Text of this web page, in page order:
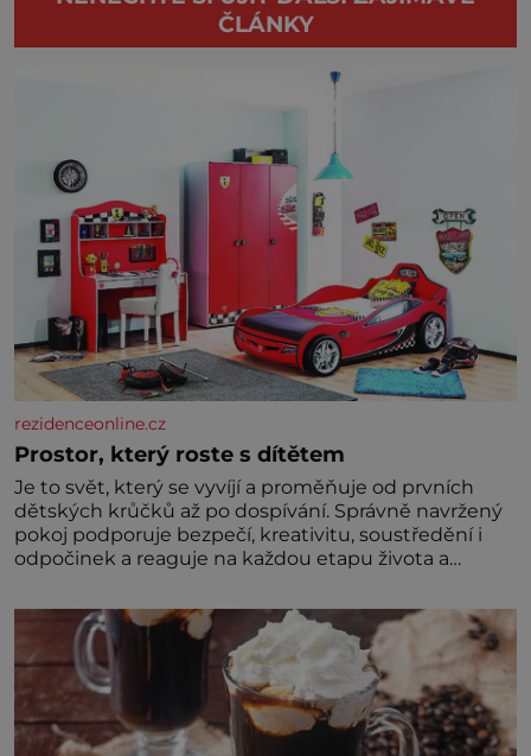
ČLÁNKY
rezidenceonline.cz
Prostor, který roste s dítětem
Je to svět, který se vyvíjí a proměňuje od prvních
dětských krůčků až po dospívání. Správně navržený
pokoj podporuje bezpečí, kreativitu, soustředění i
odpočinek a reaguje na každou etapu života a
jednoduchost, měkkost a bezpečí, proto by pokoj
miminka měl působit především klidně a útulně.
Předškolní věk je